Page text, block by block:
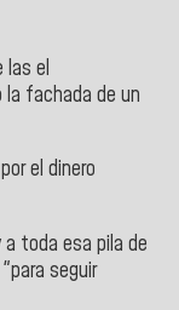
las el
la fachada de un
el dinero
toda esa pila de
seguir